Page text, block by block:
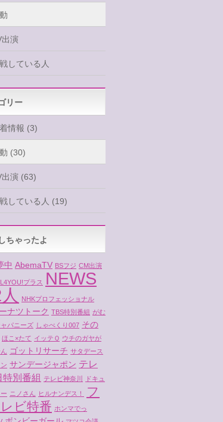
出演
している人
リー
情報 (3)
(30)
出演 (63)
している人 (19)
ちゃったよ
中 AbemaTV BSフジ CM出演
L4YOU!プラス
NEWS
NHKプロフェッショナル
ナツトーク TBS特別番組 がむ
パニーズ しゃべくり007 その
ほこ×たて イッテＱ ウチのガヤが
ゴットリサーチ サタデース
サンデージャポン テレ
特別番組 テレビ神奈川 ドキュ
ニノさん ヒルナンデス！
フ
ビ特番 ホンマでっ